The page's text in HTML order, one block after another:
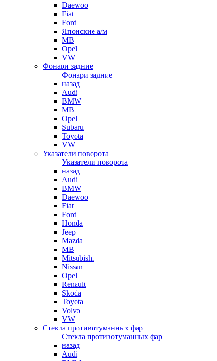
Daewoo
Fiat
Ford
Японские а/м
MB
Opel
VW
Фонари задние
Фонари задние
назад
Audi
BMW
MB
Opel
Subaru
Toyota
VW
Указатели поворота
Указатели поворота
назад
Audi
BMW
Daewoo
Fiat
Ford
Honda
Jeep
Mazda
MB
Mitsubishi
Nissan
Opel
Renault
Skoda
Toyota
Volvo
VW
Стекла противотуманных фар
Стекла противотуманных фар
назад
Audi